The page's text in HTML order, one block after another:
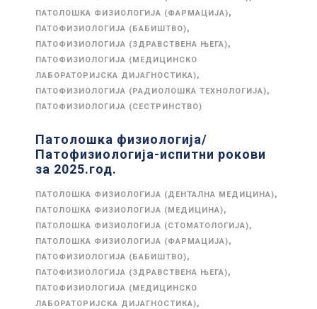
ПАТОЛОШКА ФИЗИОЛОГИЈА (ФАРМАЦИЈА),
ПАТОФИЗИОЛОГИЈА (БАБИШТВО),
ПАТОФИЗИОЛОГИЈА (ЗДРАВСТВЕНА ЊЕГА),
ПАТОФИЗИОЛОГИЈА (МЕДИЦИНСКО
ЛАБОРАТОРИЈСКА ДИЈАГНОСТИКА),
ПАТОФИЗИОЛОГИЈА (РАДИОЛОШКА ТЕХНОЛОГИЈА),
ПАТОФИЗИОЛОГИЈА (СЕСТРИНСТВО)
Патолошка физиологија/
Патофизиологија-испитни рокови
за 2025.год.
ПАТОЛОШКА ФИЗИОЛОГИЈА (ДЕНТАЛНА МЕДИЦИНА),
ПАТОЛОШКА ФИЗИОЛОГИЈА (МЕДИЦИНА),
ПАТОЛОШКА ФИЗИОЛОГИЈА (СТОМАТОЛОГИЈА),
ПАТОЛОШКА ФИЗИОЛОГИЈА (ФАРМАЦИЈА),
ПАТОФИЗИОЛОГИЈА (БАБИШТВО),
ПАТОФИЗИОЛОГИЈА (ЗДРАВСТВЕНА ЊЕГА),
ПАТОФИЗИОЛОГИЈА (МЕДИЦИНСКО
ЛАБОРАТОРИЈСКА ДИЈАГНОСТИКА),